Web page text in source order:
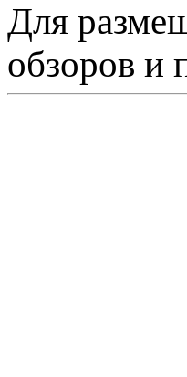
Для
обзоров и